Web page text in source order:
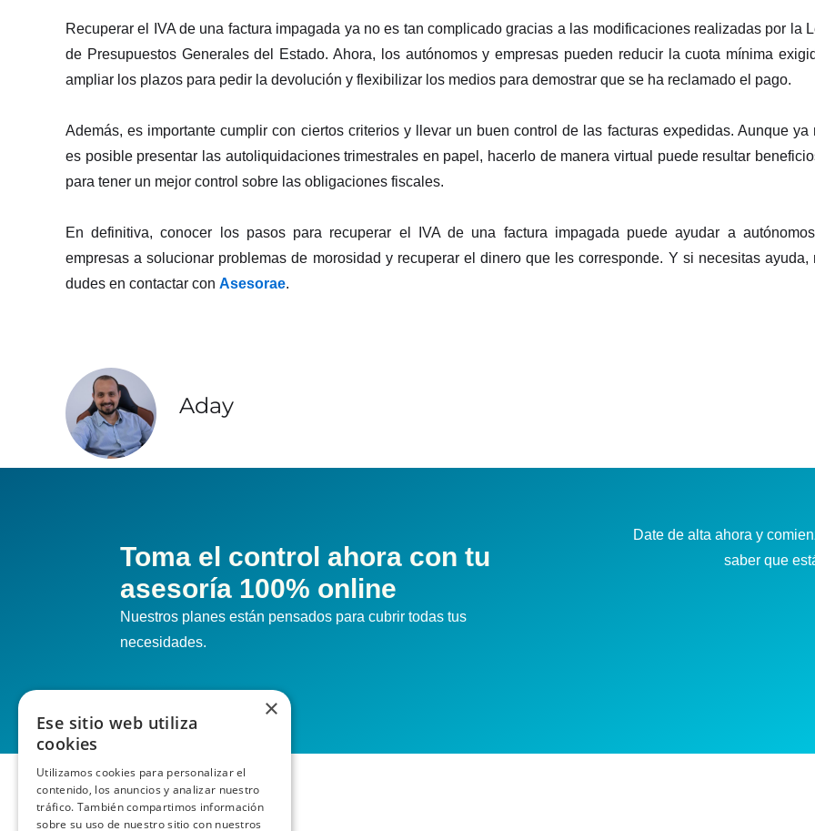
Recuperar el IVA de una factura impagada ya no es tan complicado gracias a las modificaciones realizadas por la
de Presupuestos Generales del Estado. Ahora, los autónomos y empresas pueden reducir la cuota mínima
ampliar los plazos para pedir la devolución y flexibilizar los medios para demostrar que se ha reclamado el pago.
Además, es importante cumplir con ciertos criterios y llevar un buen control de las facturas expedidas. Aunque ya
es posible presentar las autoliquidaciones trimestrales en papel, hacerlo de manera virtual puede resultar
para tener un mejor control sobre las obligaciones fiscales.
En definitiva, conocer los pasos para recuperar el IVA de una factura impagada puede ayudar a
empresas a solucionar problemas de morosidad y recuperar el dinero que les corresponde. Y si necesitas ayuda,
dudes en contactar con Asesorae.
Aday
Toma el control ahora con tu
asesoría 100% online
Nuestros planes están pensados para cubrir todas tus
necesidades.
Date de alta ahora y
saber que
×
Ese sitio web utiliza
cookies
Utilizamos cookies para personalizar el
contenido, los anuncios y analizar nuestro
tráfico. También compartimos información
sobre su uso de nuestro sitio con nuestros